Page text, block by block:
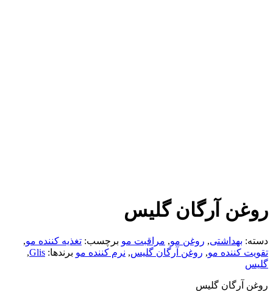
روغن آرگان گلیس
دسته: بهداشتی, روغن مو, مراقبت مو برچسب: تغذیه کننده مو,
تقویت کننده مو, روغن آرگان گلیس, نرم کننده مو برندها: Glis
,
گلیس
روغن آرگان گلیس